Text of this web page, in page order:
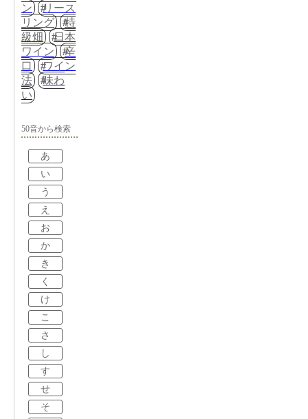
ン
リース
リング
特
級畑
日本
ワイン
辛
口
ワイン
法
味わ
い
50音から検索
あ
い
う
え
お
か
き
く
け
こ
さ
し
す
せ
そ